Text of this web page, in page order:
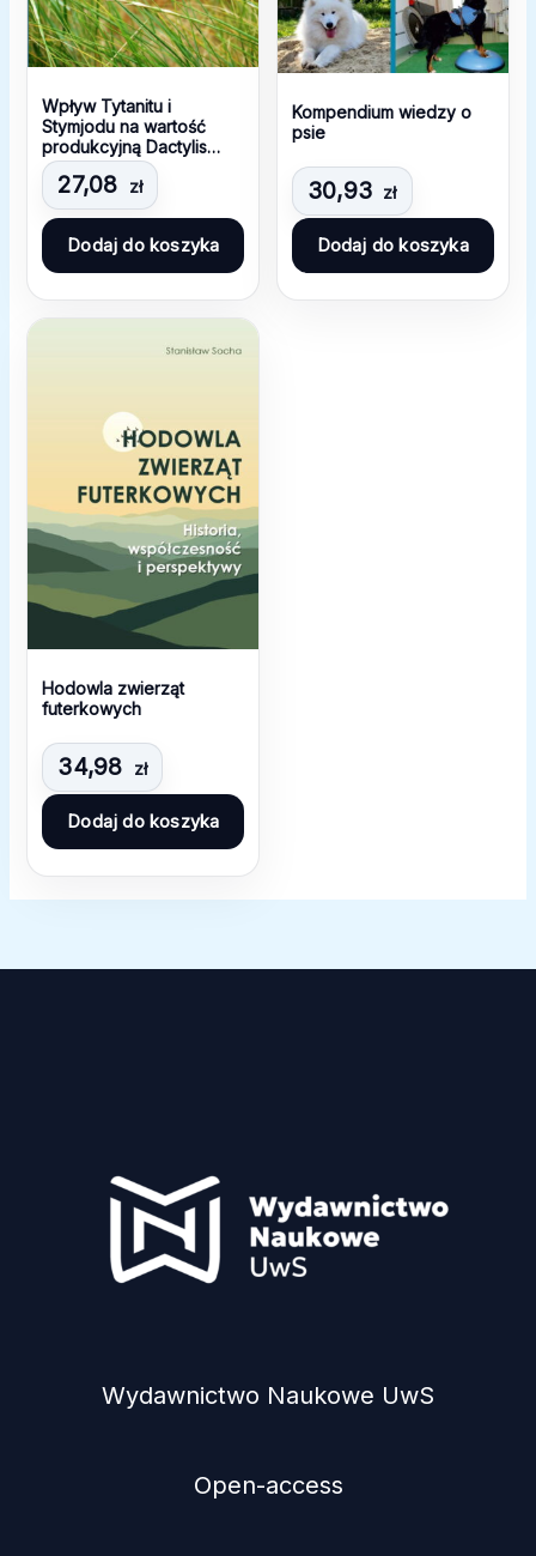
Wpływ Tytanitu i
Stymjodu na wartość
produkcyjną Dactylis
glomerata i Festulolium
Braunii
27,08 zł
Dodaj do koszyka
Kompendium wiedzy o
psie
30,93 zł
Dodaj do koszyka
Hodowla zwierząt
futerkowych
34,98 zł
Dodaj do koszyka
Wydawnictwo Naukowe UwS
Open-access